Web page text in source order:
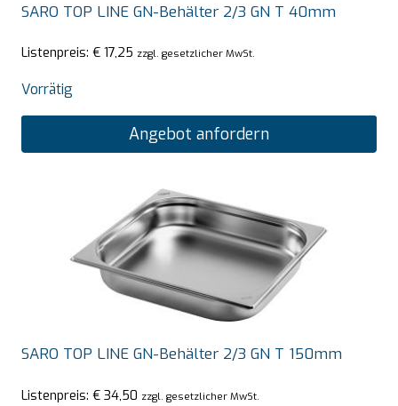
SARO TOP LINE GN-Behälter 2/3 GN T 40mm
Listenpreis: € 17,25 zzgl. gesetzlicher MwSt.
Vorrätig
Angebot anfordern
SARO TOP LINE GN-Behälter 2/3 GN T 150mm
Listenpreis: € 34,50 zzgl. gesetzlicher MwSt.